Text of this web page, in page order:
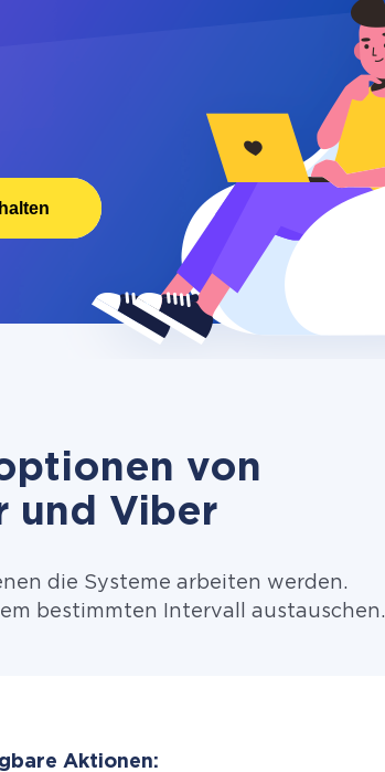
von
und Viber
die Systeme arbeiten werden.
bestimmten Intervall austauschen.
Aktionen: